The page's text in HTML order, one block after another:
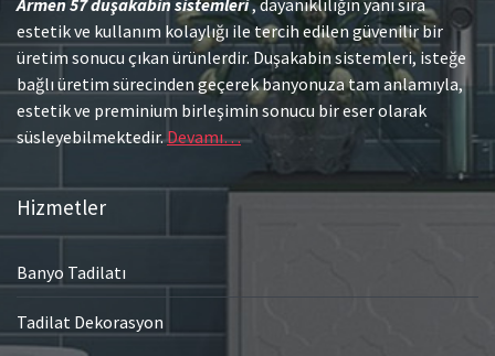
estetik ve kullanım kolaylığı ile tercih edilen güvenilir bir
üretim sonucu çıkan ürünlerdir. Duşakabin sistemleri, isteğe
bağlı üretim sürecinden geçerek banyonuza tam anlamıyla,
estetik ve preminium birleşimin sonucu bir eser olarak
süsleyebilmektedir.Devamı…
Hizmetler
Banyo Tadilatı
Tadilat Dekorasyon